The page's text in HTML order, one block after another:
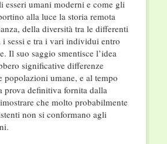
esseri umani moderni e come gli
alla luce la storia remota
della diversità tra le differenti
sessi e tra i vari individui entro
Il suo saggio smentisce l’idea
significative differenze
popolazioni umane, e al tempo
prova definitiva fornita dalla
che molto probabilmente
non si conformano agli